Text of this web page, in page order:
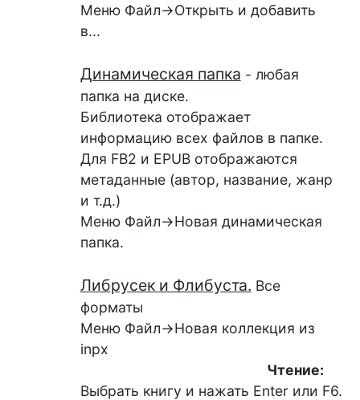
Меню Файл->Открыть и добавить
в...
Динамическая папка - любая
папка на диске.
Библиотека отображает
информацию всех файлов в папке.
Для FB2 и EPUB отображаются
метаданные (автор, название, жанр
и т.д.)
Меню Файл->Новая динамическая
папка.
Либрусек и Флибуста. Все
форматы
Меню Файл->Новая коллекция из
inpx
Чтение:
Выбрать книгу и нажать Enter или F6.